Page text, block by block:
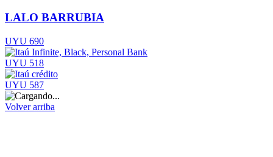
LALO BARRUBIA
UYU 690
UYU 518
UYU 587
Volver arriba